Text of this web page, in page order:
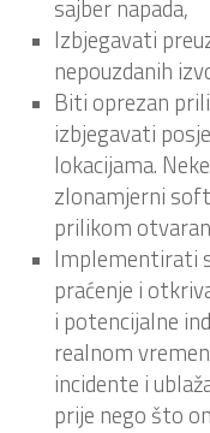
sajber napada,
Izbjegavati
nepouzdanih
Biti oprezan
izbjegavati
lokacijama.
zlonamjerni
prilikom
Implementirati
praćenje i
i potencijalne
realnom
incidente i
prije nego što